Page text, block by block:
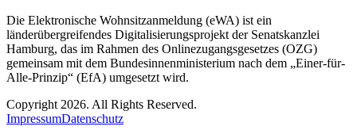
Die Elektronische Wohnsitzanmeldung (eWA) ist ein
länderübergreifendes Digitalisierungsprojekt der Senatskanzlei
Hamburg, das im Rahmen des Onlinezugangsgesetzes (OZG)
gemeinsam mit dem Bundesinnenministerium nach dem „Einer-für-
Alle-Prinzip“ (EfA) umgesetzt wird.
Copyright 2026. All Rights Reserved.
ImpressumDatenschutz